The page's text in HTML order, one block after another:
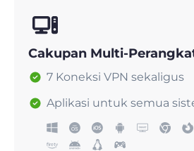
Cakupan Multi-
7 Koneksi VPN sekaligus
Aplikasi untuk semua